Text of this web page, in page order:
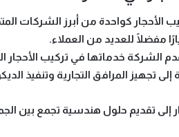
الأحجار كواحدة من أبرز الشركات
مفضلًا للعديد من العملاء.
تقدم الشركة خدماتها في تركيب الأحجار
إلى تجهيز المرافق التجارية وتنفيذ
إلى تقديم حلول هندسية تجمع بين